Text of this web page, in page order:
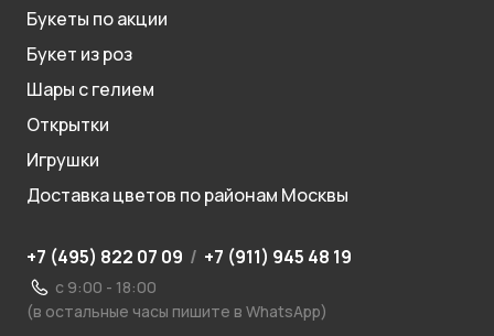
Букеты по акции
Букет из роз
Шары с гелием
Открытки
Игрушки
Доставка цветов по районам Москвы
+7 (495) 822 07 09 / +7 (911) 945 48 19
с 9:00 - 18:00
(в остальные часы пишите в WhatsApp)